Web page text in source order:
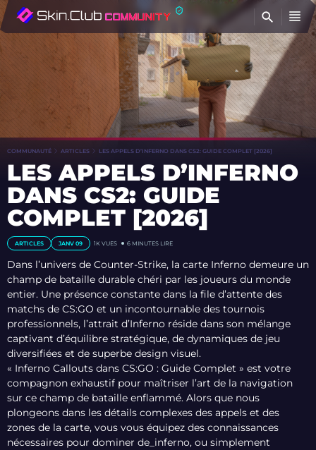
COMMUNAUTÉ ARTICLES LES APPELS D’INFERNO DANS CS2: GUIDE COMPLET [2026]
LES APPELS D’INFERNO
DANS CS2: GUIDE
COMPLET [2026]
ARTICLES JANV 09 1K VUES 6 MINUTES LIRE
Dans l’univers de Counter-Strike, la carte Inferno demeure un
champ de bataille durable chéri par les joueurs du monde
entier. Une présence constante dans la file d’attente des
matchs de CS:GO et un incontournable des tournois
professionnels, l’attrait d’Inferno réside dans son mélange
captivant d’équilibre stratégique, de dynamiques de jeu
diversifiées et de superbe design visuel.
« Inferno Callouts dans CS:GO : Guide Complet » est votre
compagnon exhaustif pour maîtriser l’art de la navigation
sur ce champ de bataille enflammé. Alors que nous
plongeons dans les détails complexes des appels et des
zones de la carte, vous vous équipez des connaissances
nécessaires pour dominer de_inferno, ou simplement